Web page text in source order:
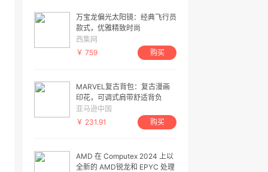
万宝龙偏光太阳镜：经典飞行员
款式，优雅精致时尚
西集网
￥ 759
购买
MARVEL复古背包：复古漫画
印花，可调式肩带舒适背负
亚马逊中国
￥ 231.91
购买
AMD 在 Computex 2024 上以
全新的 AMD锐龙和 EPYC 处理